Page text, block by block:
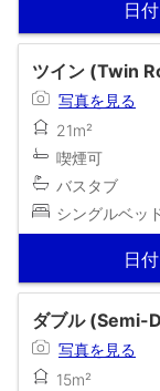
日
ツイン (Twin
写真を見る
21m²
喫煙可
バスタブ
シングルベッ
日
ダブル (Semi-
写真を見る
15m²